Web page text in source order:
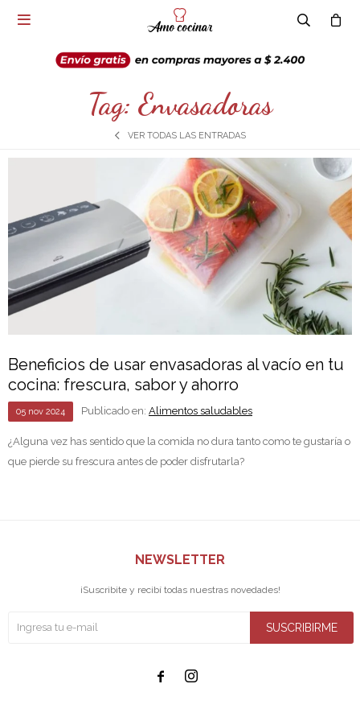

Tag: Envasadoras
VER TODAS LAS ENTRADAS
Beneficios de usar envasadoras al vacío en tu
cocina: frescura, sabor y ahorro
05 nov 2024 Publicado en: Alimentos saludables
¿Alguna vez has sentido que la comida no dura tanto como te gustaría o
que pierde su frescura antes de poder disfrutarla?
NEWSLETTER
¡Suscribite y recibí todas nuestras novedades!
SUSCRIBIRME
 